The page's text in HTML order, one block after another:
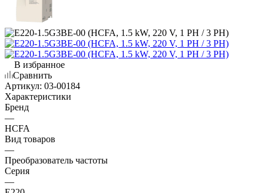
В избранное
Сравнить
Артикул: 03-00184
Характеристики
Бренд
—
HCFA
Вид товаров
—
Преобразователь частоты
Серия
—